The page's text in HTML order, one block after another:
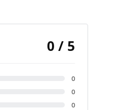
0 / 5
0
0
0